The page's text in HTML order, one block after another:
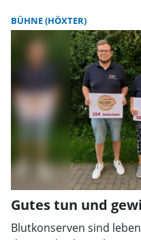
BÜHNE (HÖXTER)
Gutes tun und
Blutkonserven sind